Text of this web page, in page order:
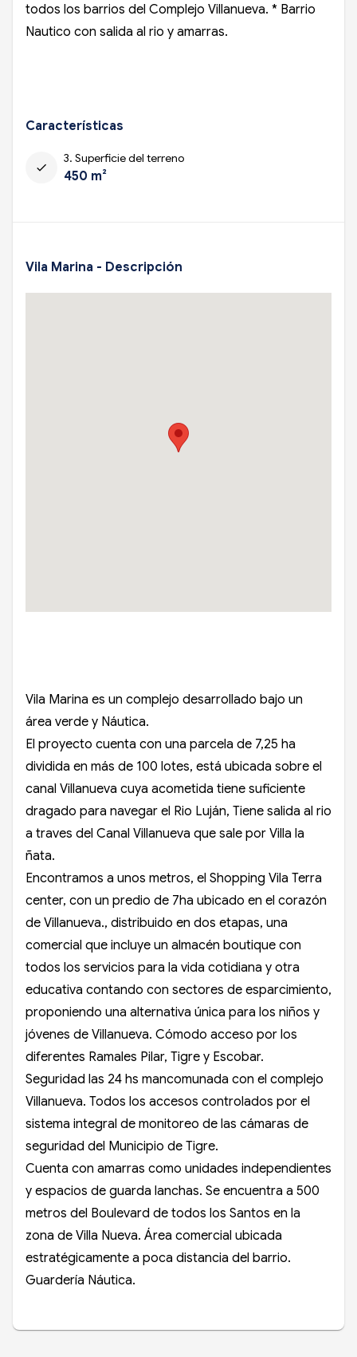
todos los barrios del Complejo Villanueva. * Barrio
Nautico con salida al rio y amarras.
Características
check
3. Superficie del terreno
450 m²
Vila Marina - Descripción
Vila Marina es un complejo desarrollado bajo un
área verde y Náutica.
El proyecto cuenta con una parcela de 7,25 ha
dividida en más de 100 lotes, está ubicada sobre el
canal Villanueva cuya acometida tiene suficiente
dragado para navegar el Rio Luján, Tiene salida al rio
a traves del Canal Villanueva que sale por Villa la
ñata.
Encontramos a unos metros, el Shopping Vila Terra
center, con un predio de 7ha ubicado en el corazón
de Villanueva., distribuido en dos etapas, una
comercial que incluye un almacén boutique con
todos los servicios para la vida cotidiana y otra
educativa contando con sectores de esparcimiento,
proponiendo una alternativa única para los niños y
jóvenes de Villanueva. Cómodo acceso por los
diferentes Ramales Pilar, Tigre y Escobar.
Seguridad las 24 hs mancomunada con el complejo
Villanueva. Todos los accesos controlados por el
sistema integral de monitoreo de las cámaras de
seguridad del Municipio de Tigre.
Cuenta con amarras como unidades independientes
y espacios de guarda lanchas. Se encuentra a 500
metros del Boulevard de todos los Santos en la
zona de Villa Nueva. Área comercial ubicada
estratégicamente a poca distancia del barrio.
Guardería Náutica.